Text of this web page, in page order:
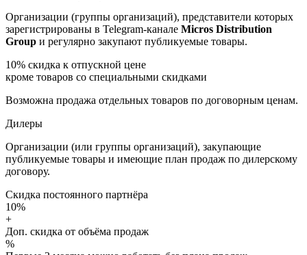
Организации (группы организаций), представители которых
зарегистрированы в Telegram-канале Micros Distribution
Group и регулярно закупают публикуемые товары.
10% скидка к отпускной цене
кроме товаров со специальными скидками
Возможна продажа отдельных товаров по договорным ценам.
Дилеры
Организации (или группы организаций), закупающие
публикуемые товары и имеющие план продаж по дилерскому
договору.
Скидка постоянного партнёра
10%
+
Доп. скидка от объёма продаж
%